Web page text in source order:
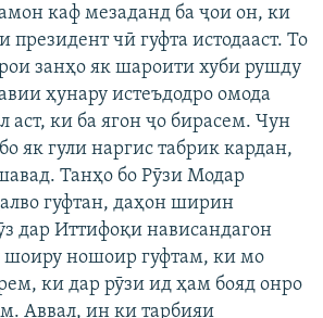
каф мезаданд ба ҷои он, ки
чӣ гуфта истодааст. То
занҳо як шароити хуби рушду
ҳунару истеъдодро омода
ки ба ягон ҷо бирасем. Чун
як гули наргис табрик кардан,
Танҳо бо Рӯзи Модар
гуфтан, даҳон ширин
дар Иттифоқи нависандагон
шоиру ношоир гуфтам, ки мо
ки дар рӯзи ид ҳам бояд онро
Аввал, ин ки тарбияи